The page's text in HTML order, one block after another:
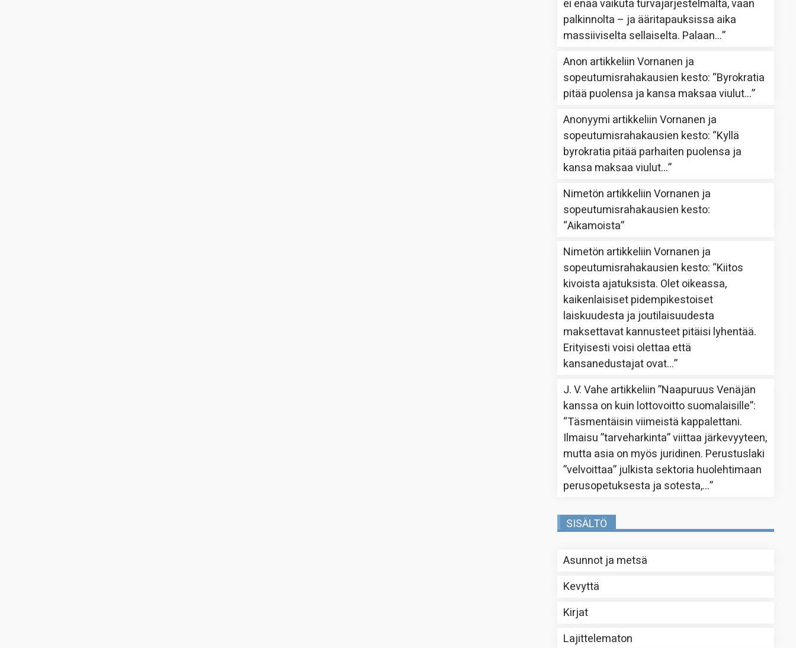
ei enää vaikuta turvajärjestelmältä, vaan
palkinnolta – ja ääritapauksissa aika
massiiviselta sellaiselta. Palaan…”
Anon artikkeliinVornanen ja
sopeutumisrahakausien kesto: “Byrokratia
pitää puolensa ja kansa maksaa viulut…”
Anonyymi artikkeliinVornanen ja
sopeutumisrahakausien kesto: “Kyllä
byrokratia pitää parhaiten puolensa ja
kansa maksaa viulut…”
Nimetön artikkeliinVornanen ja
sopeutumisrahakausien kesto:
“Aikamoista”
Nimetön artikkeliinVornanen ja
sopeutumisrahakausien kesto: “Kiitos
kivoista ajatuksista. Olet oikeassa,
kaikenlaisiset pidempikestoiset
laiskuudesta ja joutilaisuudesta
maksettavat kannusteet pitäisi lyhentää.
Erityisesti voisi olettaa että
kansanedustajat ovat…”
J. V. Vahe artikkeliin”Naapuruus Venäjän
kanssa on kuin lottovoitto suomalaisille”:
“Täsmentäisin viimeistä kappalettani.
Ilmaisu ”tarveharkinta” viittaa järkevyyteen,
mutta asia on myös juridinen. Perustuslaki
”velvoittaa” julkista sektoria huolehtimaan
perusopetuksesta ja sotesta,…”
SISÄLTÖ
Asunnot ja metsä
Kevyttä
Kirjat
Lajittelematon